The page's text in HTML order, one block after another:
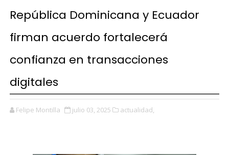
República Dominicana y Ecuador
firman acuerdo fortalecerá
confianza en transacciones
digitales
Felipe Montilla julio 03, 2025 actualidad,